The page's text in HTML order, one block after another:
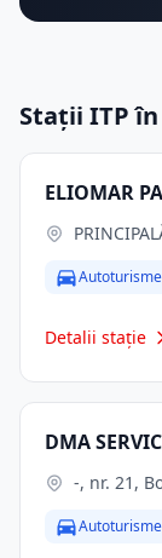
Stații ITP
ELIOMAR
Autoturisme
Detalii stație
DMA
-, nr. 21,
Autoturisme